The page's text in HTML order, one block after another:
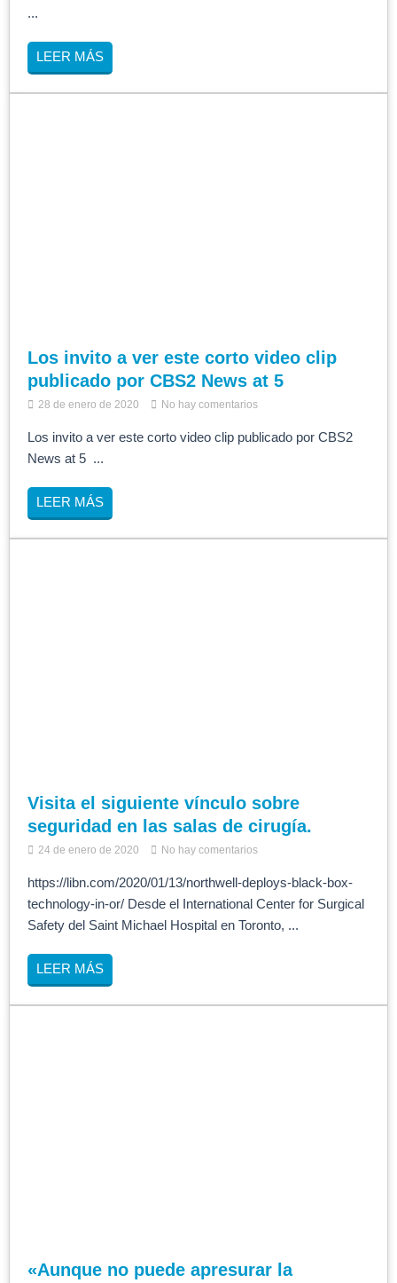
...
LEER MÁS
Los invito a ver este corto video clip
publicado por CBS2 News at 5
28 de enero de 2020 No hay comentarios
Los invito a ver este corto video clip publicado por CBS2
News at 5 ...
LEER MÁS
Visita el siguiente vínculo sobre
seguridad en las salas de cirugía.
24 de enero de 2020 No hay comentarios
https://libn.com/2020/01/13/northwell-deploys-black-box-
technology-in-or/ Desde el International Center for Surgical
Safety del Saint Michael Hospital en Toronto, ...
LEER MÁS
«Aunque no puede apresurar la